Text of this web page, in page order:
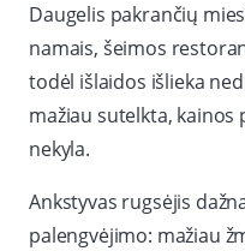
Daugelis pakrančių
namais, šeimos
todėl išlaidos išlieka
mažiau sutelkta,
nekyla.
Ankstyvas rugsėjis
palengvėjimo: mažiau